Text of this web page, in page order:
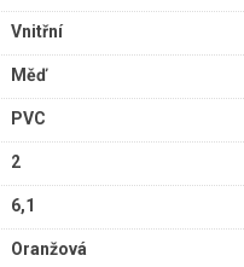
Vnitřní
Měď
PVC
2
6,1
Oranžová